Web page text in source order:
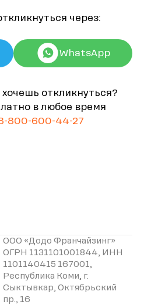
через:
WhatsApp
откликнуться?
в любое время
800-600-44-27
ООО «Додо Франчайзинг»
ОГРН 1131101001844, ИНН
1101140415 167001,
Республика Коми, г.
Сыктывкар, Октябрьский
пр., 16